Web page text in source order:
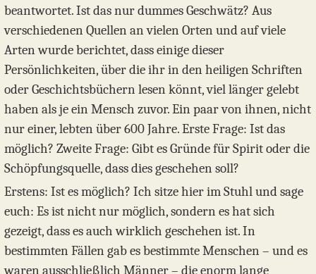
beantwortet. Ist das nur dummes Geschwätz? Aus
verschiedenen Quellen an vielen Orten und auf viele
Arten wurde berichtet, dass einige dieser
Persönlichkeiten, über die ihr in den heiligen Schriften
oder Geschichtsbüchern lesen könnt, viel länger gelebt
haben als je ein Mensch zuvor. Ein paar von ihnen, nicht
nur einer, lebten über 600 Jahre. Erste Frage: Ist das
möglich? Zweite Frage: Gibt es Gründe für Spirit oder die
Schöpfungsquelle, dass dies geschehen soll?
Erstens: Ist es möglich? Ich sitze hier im Stuhl und sage
euch: Es ist nicht nur möglich, sondern es hat sich
gezeigt, dass es auch wirklich geschehen ist. In
bestimmten Fällen gab es bestimmte Menschen – und es
waren ausschließlich Männer – die enorm lange